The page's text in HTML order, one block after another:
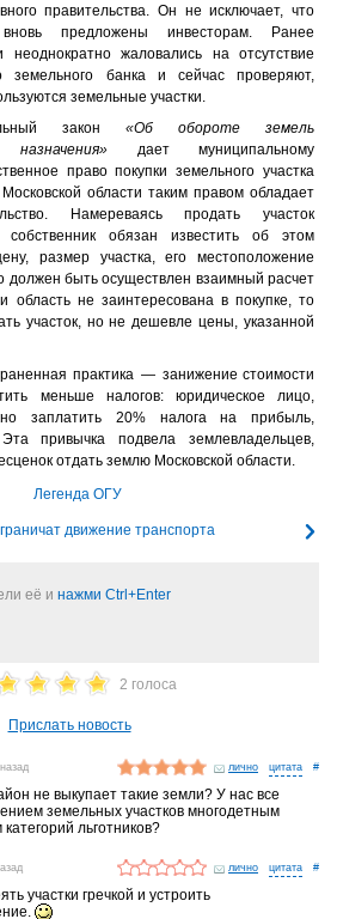
правительства. Он не исключает, что
предложены инвесторам. Ранее
неоднократно жаловались на отсутствие
земельного банка и сейчас проверяют,
земельные участки.
закон «Об обороте земель
назначения» дает муниципальному
право покупки земельного участка
области таким правом обладает
Намереваясь продать участок
собственник обязан известить об этом
размер участка, его местоположение
должен быть осуществлен взаимный расчет
не заинтересована в покупке, то
участок, но не дешевле цены, указанной
практика — занижение стоимости
меньше налогов: юридическое лицо,
заплатить 20% налога на прибыль,
привычка подвела землевладельцев,
отдать землю Московской области.
Легенда ОГУ
движение транспорта
её и нажми Ctrl+Enter
2 голоса
Прислать новость
лично #
не выкупает такие земли? У нас все
земельных участков многодетным
льготников?
лично #
участки гречкой и устроить